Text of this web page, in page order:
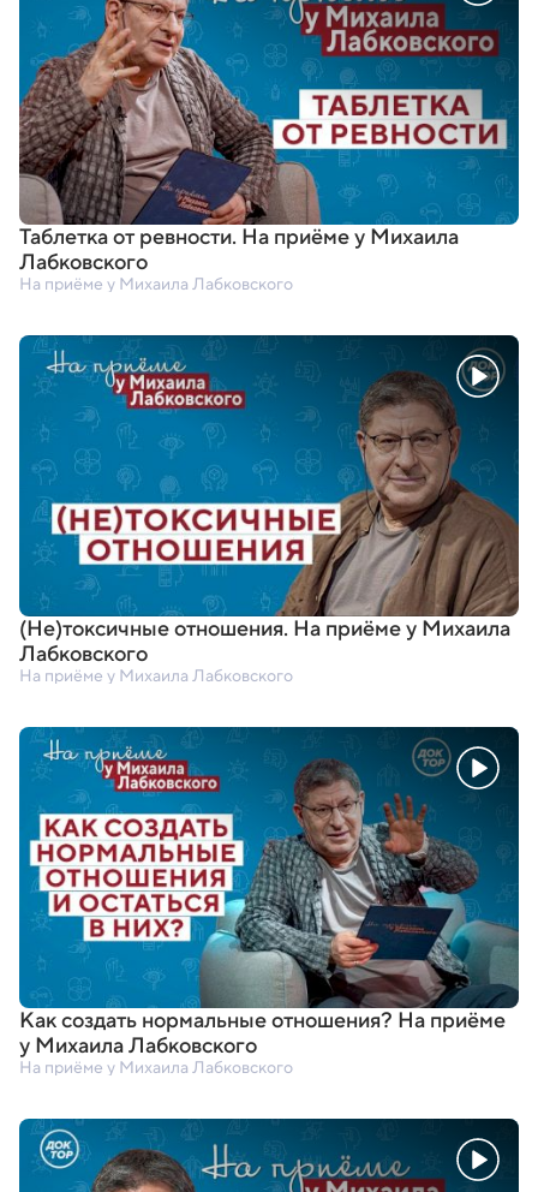
Таблетка от ревности. На приёме у Михаила
Лабковского
На приёме у Михаила Лабковского
(Не)токсичные отношения. На приёме у Михаила
Лабковского
На приёме у Михаила Лабковского
Как создать нормальные отношения? На приёме
у Михаила Лабковского
На приёме у Михаила Лабковского